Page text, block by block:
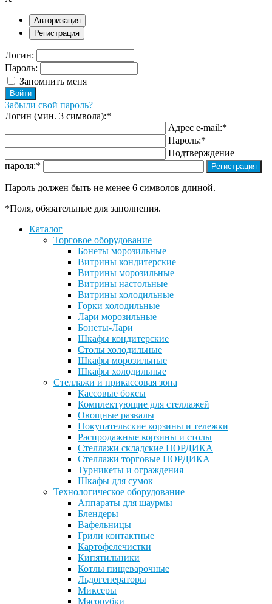
Авторизация
Регистрация
Логин:
Пароль:
Запомнить меня
Забыли свой пароль?
Логин (мин. 3 символа):*
Адрес e-mail:*
Пароль:*
Подтверждение
пароля:*
Пароль должен быть не менее 6 символов длиной.
*Поля, обязательные для заполнения.
Каталог
Торговое оборудование
Бонеты морозильные
Витрины кондитерские
Витрины морозильные
Витрины настольные
Витрины холодильные
Горки холодильные
Лари морозильные
Бонеты-Лари
Шкафы кондитерские
Столы холодильные
Шкафы морозильные
Шкафы холодильные
Стеллажи и прикассовая зона
Кассовые боксы
Комплектующие для стеллажей
Овощные развалы
Покупательские корзины и тележки
Распродажные корзины и столы
Стеллажи складские НОРДИКА
Стеллажи торговые НОРДИКА
Турникеты и ограждения
Шкафы для сумок
Технологическое оборудование
Аппараты для шаурмы
Блендеры
Вафельницы
Грили контактные
Картофелечистки
Кипятильники
Котлы пищеварочные
Льдогенераторы
Миксеры
Мясорубки